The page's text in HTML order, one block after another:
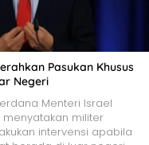
Pasukan Khusus
Negeri
Menteri Israel
menyatakan militer
intervensi apabila